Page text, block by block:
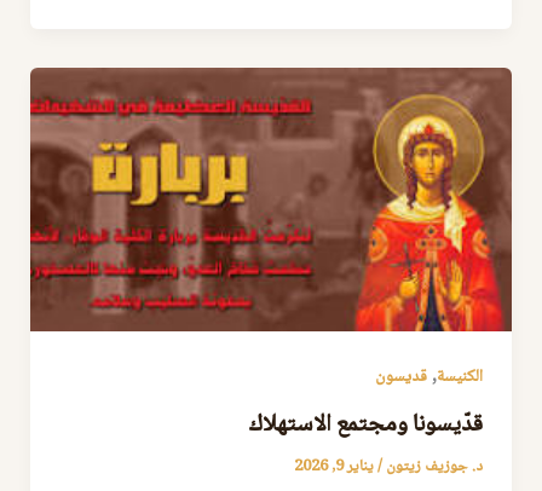
الكنيسة,قديسون
قدّيسونا ومجتمع الاستهلاك
د. جوزيف زيتون/يناير 9, 2026